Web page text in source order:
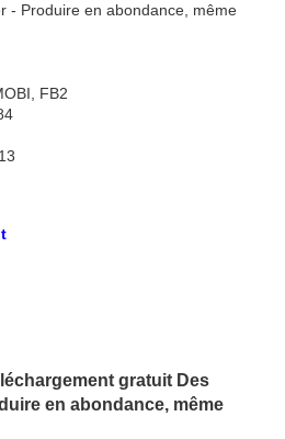
- Produire en abondance, même
FB2
gratuit Des
en abondance, même